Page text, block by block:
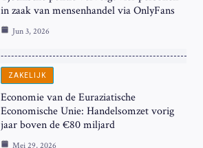
in zaak van mensenhandel via OnlyFans
Jun 3, 2026
ZAKELIJK
Economie van de Euraziatische
Economische Unie: Handelsomzet vorig
jaar boven de €80 miljard
Mei 29, 2026